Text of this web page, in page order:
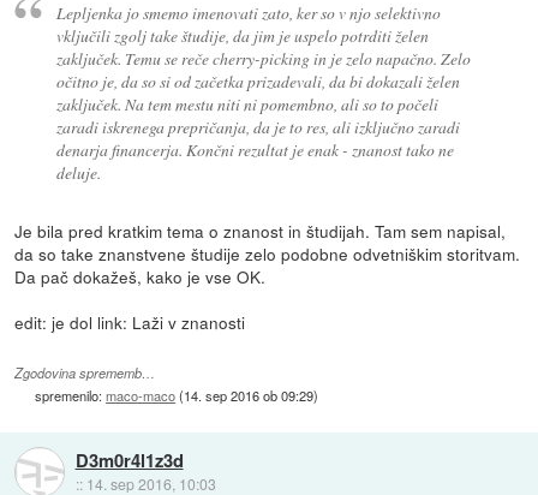
Lepljenka jo smemo imenovati zato, ker so v njo selektivno
vključili zgolj take študije, da jim je uspelo potrditi želen
zaključek. Temu se reče cherry-picking in je zelo napačno. Zelo
očitno je, da so si od začetka prizadevali, da bi dokazali želen
zaključek. Na tem mestu niti ni pomembno, ali so to počeli
zaradi iskrenega prepričanja, da je to res, ali izključno zaradi
denarja financerja. Končni rezultat je enak - znanost tako ne
deluje.
Je bila pred kratkim tema o znanost in študijah. Tam sem napisal,
da so take znanstvene študije zelo podobne odvetniškim storitvam.
Da pač dokažeš, kako je vse OK.
edit: je dol link: Laži v znanosti
Zgodovina sprememb…
spremenilo:maco-maco(14. sep 2016 ob 09:29)
D3m0r4l1z3d
:: 14. sep 2016, 10:03